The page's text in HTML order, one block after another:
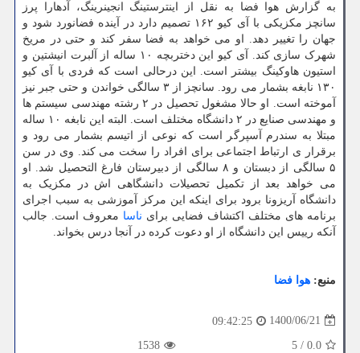
به گزارش هوا فضا به نقل از اینترستینگ انجینرینگ، آدهارا پرز
سانچز مکزیکی با آی کیو ۱۶۲ تصمیم دارد در آینده فضانورد شود و
جهان را تغییر دهد. او می خواهد به فضا سفر کند و حتی در مریخ
شهرک سازی کند. آی کیو این دختربچه ۱۰ ساله از آلبرت انیشتین و
استیون هاوکینگ بیشتر است. این درحالی است که فردی با آی کیو
۱۳۰ نابغه بشمار می رود. سانچز از ۳ سالگی خواندن و حتی جبر نیز
آموخته است. او حالا مشغول تحصیل در ۲ رشته مهندسی سیستم ها
و مهندسی صنایع در ۲ دانشگاه مختلف است. البته این نابغه ۱۰ ساله
مبتلا به سندرم آسپرگر است که نوعی از اتیسم بشمار می رود و
برقرار ی ارتباط اجتماعی برای افراد را سخت می کند. وی در سن
۵ سالگی از دبستان و ۸ سالگی از دبیرستان فارغ التحصیل شد. او
می خواهد بعد از تکمیل تحصیلات دانشگاهی اش در مکزیک به
دانشگاه آریزونا برود برای اینکه این مرکز آموزشی به سبب اجرای
برنامه های مختلف اکتشاف فضایی برای ناسا معروف است. جالب
آنکه رییس این دانشگاه از او دعوت کرده در آنجا درس بخواند.
منبع: هوا فضا
1400/06/21
09:42:25
0.0
/
5
1538